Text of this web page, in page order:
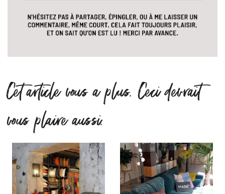
Cet article vous a plus. Ceci devrait
vous plaire aussi.